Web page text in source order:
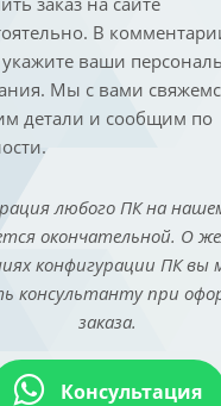
В
укажите ваши
Мы с вами
детали и сообщим по
любого ПК на
окончательной. О
конфигурации ПК вы
консультанту при
заказа.
Консультация